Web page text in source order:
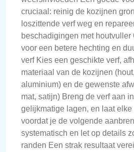
cruciaal: reinig de kozijnen
loszittende verf weg en
beschadigingen met houtvuller
voor een betere hechting en
verf Kies een geschikte verf,
materiaal van de kozijnen
aluminium) en de gewenste
mat, satijn) Breng de verf aan
gelijkmatige lagen, en laat
voordat je de volgende
systematisch en let op details
randen Een strak resultaat